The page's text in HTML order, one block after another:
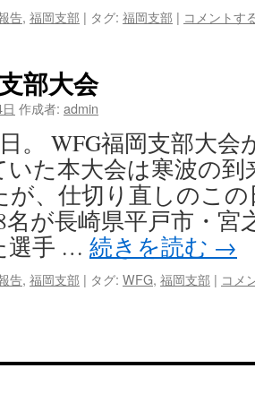
告, 福岡支部 | タグ: 福岡支部 | コメントす
部大会
作成者: admin
。 WFG福岡支部大
いた本大会は寒波の
が、仕切り直しのこ
名が長崎県平戸市・宮
選手 … 続きを読む →
告, 福岡支部 | タグ: WFG, 福岡支部 | コメ